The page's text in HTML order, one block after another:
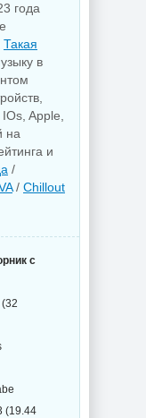
года
Такая
в
Apple,
на
и
/
/ Chillout
с
(19.44